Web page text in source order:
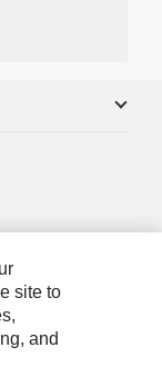
site to
and